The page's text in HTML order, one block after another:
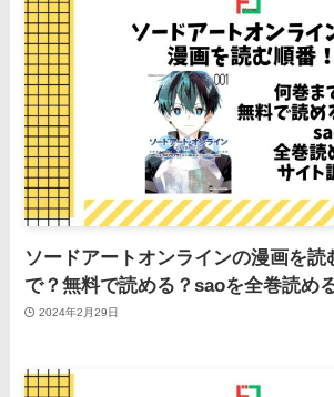
ソードアートオンラインの漫画を読
で？無料で読める？saoを全巻読め
2024年2月29日